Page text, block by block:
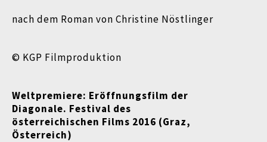
nach dem Roman von Christine Nöstlinger
© KGP Filmproduktion
Weltpremiere: Eröffnungsfilm der
Diagonale. Festival des
österreichischen Films 2016 (Graz,
Österreich)